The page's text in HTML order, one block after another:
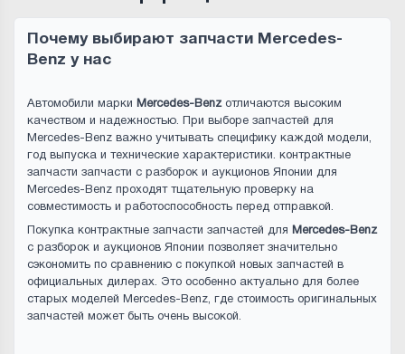
Почему выбирают запчасти Mercedes-
Benz у нас
Автомобили марки Mercedes-Benzотличаются высоким
качеством и надежностью. При выборе запчастей для
Mercedes-Benz важно учитывать специфику каждой модели,
год выпуска и технические характеристики. контрактные
запчасти запчасти с разборок и аукционов Японии для
Mercedes-Benz проходят тщательную проверку на
совместимость и работоспособность перед отправкой.
Покупка контрактные запчасти запчастей для Mercedes-Benz
с разборок и аукционов Японии позволяет значительно
сэкономить по сравнению с покупкой новых запчастей в
официальных дилерах. Это особенно актуально для более
старых моделей Mercedes-Benz, где стоимость оригинальных
запчастей может быть очень высокой.